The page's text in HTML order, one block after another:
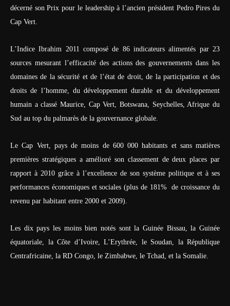
décerné son Prix pour le leadership à l’ancien président Pedro Pires du
Cap Vert.
L’Indice Ibrahim 2011 composé de 86 indicateurs alimentés par 23
sources mesurant l’efficacité des actions des gouvernements dans les
domaines de la sécurité et de l’état de droit, de la participation et des
droits de l’homme, du développement durable et du développement
humain a classé Maurice, Cap Vert, Botswana, Seychelles, Afrique du
Sud au top du palmarès de la gouvernance globale.
Le Cap Vert, pays de moins de 600 000 habitants et sans matières
premières stratégiques a amélioré son classement de deux places par
rapport à 2010 grâce à l’excellence de son système politique et à ses
performances économiques et sociales (plus de 181% de croissance du
revenu par habitant entre 2000 et 2009).
Les dix pays les moins bien notés sont la Guinée Bissau, la Guinée
équatoriale, la Côte d’Ivoire, L’Erythrée, le Soudan, la République
Centrafricaine, la RD Congo, le Zimbabwe, le Tchad, et la Somalie.